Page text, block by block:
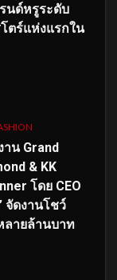
นด์หรูระดับ
ตร์แห่งแรกใน
าน Grand
& KK
โดย CEO
จัดงานโชว์
ลายล้านบาท